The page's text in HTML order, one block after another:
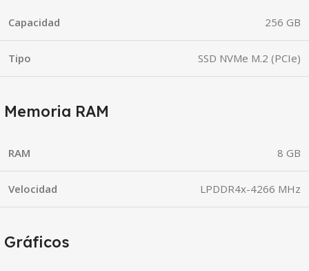
Capacidad 256 GB
Tipo SSD NVMe M.2 (PCIe)
Memoria RAM
RAM 8 GB
Velocidad LPDDR4x-4266 MHz
Gráficos